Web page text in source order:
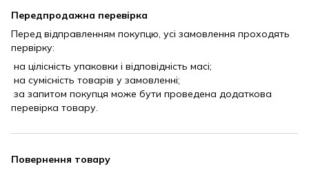
Передпродажна перевірка
Перед відправленням покупцю, усі замовлення проходять
первірку:
на цілісність упаковки і відповідність масі;
на сумісність товарів у замовленні;
за запитом покупця може бути проведена додаткова
перевірка товару.
Повернення товару